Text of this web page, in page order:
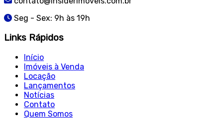
Seg - Sex: 9h às 19h
Links Rápidos
Início
Imóveis à Venda
Locação
Lançamentos
Notícias
Contato
Quem Somos